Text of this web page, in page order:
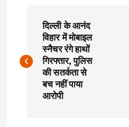
s
दिल्ली के आनंद
विहार में मोबाइल
स्नैचर रंगे हाथों
गिरफ्तार, पुलिस
की सतर्कता से
बच नहीं पाया
आरोपी